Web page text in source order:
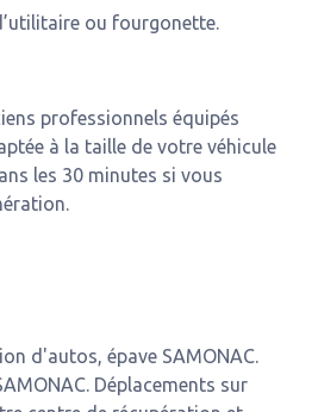
ou fourgonette.
professionnels équipés
à la taille de votre véhicule
les 30 minutes si vous
d'autos, épave SAMONAC.
Déplacements sur